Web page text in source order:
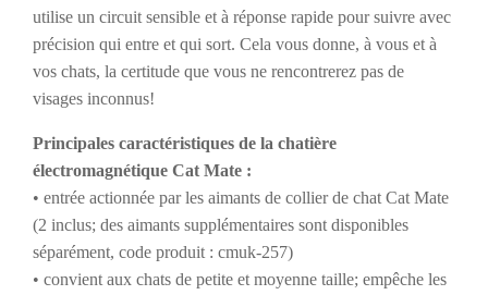
utilise un circuit sensible et à réponse rapide pour suivre avec
précision qui entre et qui sort. Cela vous donne, à vous et à
vos chats, la certitude que vous ne rencontrerez pas de
visages inconnus!
Principales caractéristiques de la chatière
électromagnétique Cat Mate :
• entrée actionnée par les aimants de collier de chat Cat Mate
(2 inclus; des aimants supplémentaires sont disponibles
séparément, code produit : cmuk-257)
• convient aux chats de petite et moyenne taille; empêche les